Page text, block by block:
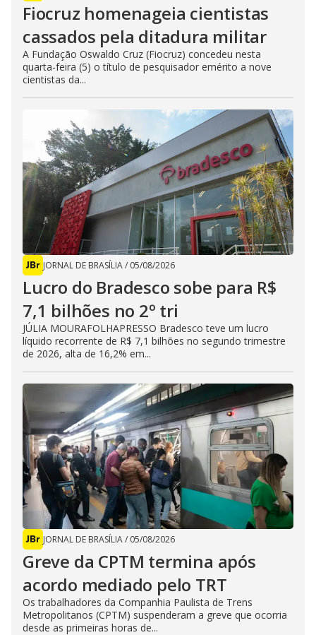
Fiocruz homenageia cientistas
cassados pela ditadura militar
A Fundação Oswaldo Cruz (Fiocruz) concedeu nesta
quarta-feira (5) o título de pesquisador emérito a nove
cientistas da...
JORNAL DE BRASÍLIA/ 05/08/2026
Lucro do Bradesco sobe para R$
7,1 bilhões no 2º tri
JÚLIA MOURAFOLHAPRESSO Bradesco teve um lucro
líquido recorrente de R$ 7,1 bilhões no segundo trimestre
de 2026, alta de 16,2% em...
JORNAL DE BRASÍLIA/ 05/08/2026
Greve da CPTM termina após
acordo mediado pelo TRT
Os trabalhadores da Companhia Paulista de Trens
Metropolitanos (CPTM) suspenderam a greve que ocorria
desde as primeiras horas de...